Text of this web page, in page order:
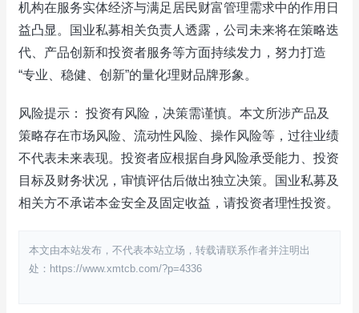
机构在服务实体经济与满足居民财富管理需求中的作用日
益凸显。国业私募相关负责人透露，公司未来将在策略迭
代、产品创新和投资者服务等方面持续发力，努力打造
“专业、稳健、创新”的量化理财品牌形象。
风险提示： 投资有风险，决策需谨慎。本文所涉产品及
策略存在市场风险、流动性风险、操作风险等，过往业绩
不代表未来表现。投资者应根据自身风险承受能力、投资
目标及财务状况，审慎评估后做出独立决策。国业私募及
相关方不承诺本金安全及固定收益，请投资者理性投资。
本文由本站发布，不代表本站立场，转载请联系作者并注明出
处：https://www.xmtcb.com/?p=4336